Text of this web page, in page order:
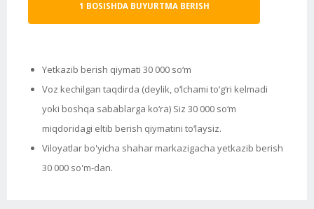
1 BOSISHDA BUYURTMA BERISH
Yetkazib berish qiymati 30 000 so‘m
Voz kechilgan taqdirda (deylik, o‘lchami to‘g‘ri kelmadi
yoki boshqa sabablarga ko‘ra) Siz 30 000 so‘m
miqdoridagi eltib berish qiymatini to‘laysiz.
Viloyatlar bo'yicha shahar markazigacha yetkazib berish
30 000 so'm-dan.